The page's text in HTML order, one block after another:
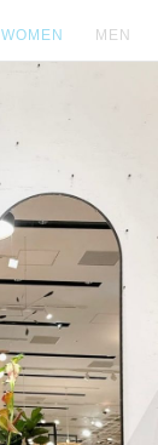
WOMEN MEN